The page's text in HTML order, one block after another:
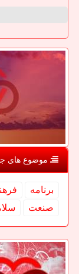
موضوع های
برنامه
صنعت